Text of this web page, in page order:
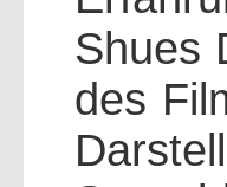
Shues
des